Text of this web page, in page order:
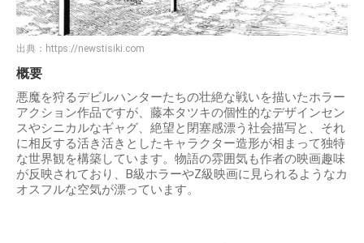
出典： https://newstisiki.com
概要
悪魔を狩るデビルハンターたちの壮絶な戦いを描いたホラー
アクション作品ですが、藤本タツキの個性的なデザインセン
スやシニカルなギャグ、絶望と閉塞感漂う社会描写と、それ
に相反する活き活きとしたキャラクター造形が相まって独特
な世界観を構築しています。物語の雰囲気も作者の映画趣味
が反映されており、B級ホラーやZ級映画に見られるようなカ
オスフルな空気が漂っています。